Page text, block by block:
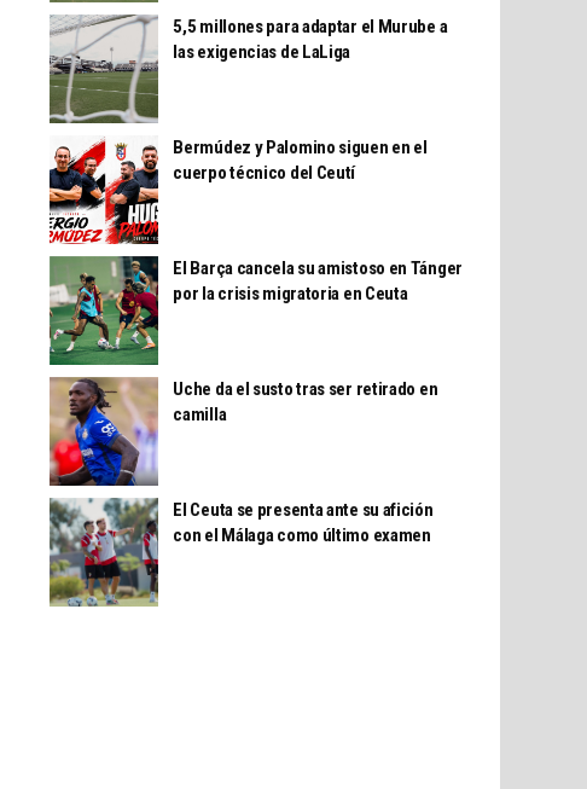
5,5 millones para adaptar el Murube a
las exigencias de LaLiga
Bermúdez y Palomino siguen en el
cuerpo técnico del Ceutí
El Barça cancela su amistoso en Tánger
por la crisis migratoria en Ceuta
Uche da el susto tras ser retirado en
camilla
El Ceuta se presenta ante su afición
con el Málaga como último examen